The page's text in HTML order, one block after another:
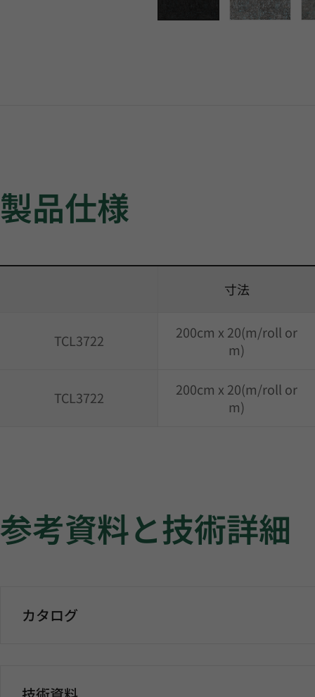
製品仕様
寸法
TCL3722
200cm x 20(m/roll or
m)
TCL3722
200cm x 20(m/roll or
m)
参考資料と技術詳細
カタログ